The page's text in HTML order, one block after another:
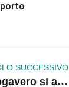
SUCCESSIVO
Apnea sportiva, Antonio Mogavero si allena nelle acque limpide e profonde di Corigliano Rossano |VIDEO